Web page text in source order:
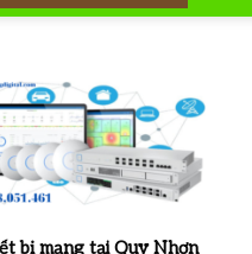
bị mạng tại Quy Nhơn